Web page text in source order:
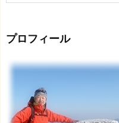
プロフィール